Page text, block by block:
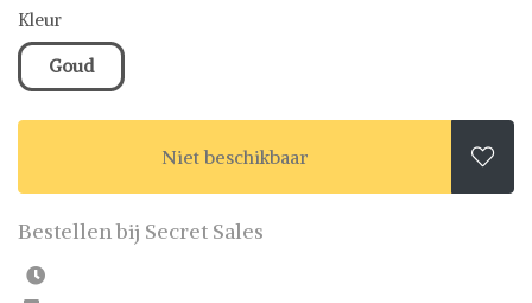
Kleur
Goud
Niet beschikbaar 
Bestellen bij Secret Sales